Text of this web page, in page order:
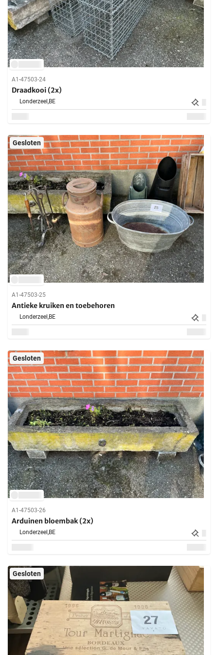
A1-47503-24
Draadkooi (2x)
Londerzeel,BE
Gesloten
A1-47503-25
Antieke kruiken en toebehoren
Londerzeel,BE
Gesloten
A1-47503-26
Arduinen bloembak (2x)
Londerzeel,BE
Gesloten